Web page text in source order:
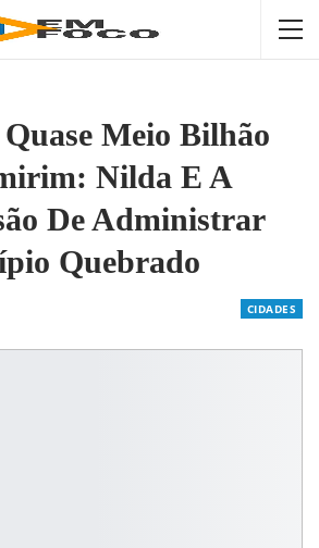
Meio Bilhão
Nilda E A
De Administrar
Quebrado
CIDADES